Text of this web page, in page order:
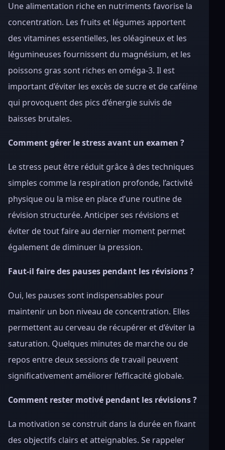
Une alimentation riche en nutriments favorise la
concentration. Les fruits et légumes apportent
des vitamines essentielles, les oléagineux et les
légumineuses fournissent du magnésium, et les
poissons gras sont riches en oméga-3. Il est
important d’éviter les excès de sucre et de caféine
qui provoquent des pics d’énergie suivis de
baisses brutales.
Comment gérer le stress avant un examen ?
Le stress peut être réduit grâce à des techniques
simples comme la respiration profonde, l’activité
physique ou la mise en place d’une routine de
révision structurée. Anticiper ses révisions et
éviter de tout faire au dernier moment permet
également de diminuer la pression.
Faut-il faire des pauses pendant les révisions ?
Oui, les pauses sont indispensables pour
maintenir un bon niveau de concentration. Elles
permettent au cerveau de récupérer et d’éviter la
saturation. Quelques minutes de marche ou de
repos entre deux sessions de travail peuvent
significativement améliorer l’efficacité globale.
Comment rester motivé pendant les révisions ?
La motivation se construit dans la durée en fixant
des objectifs clairs et atteignables. Se rappeler